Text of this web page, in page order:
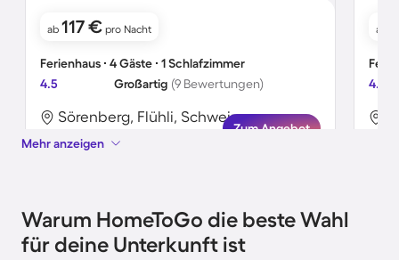
ab 117 € pro Nacht
Ferienhaus ∙ 4 Gäste ∙ 1 Schlafzimmer
4.5
Großartig (9 Bewertungen)
Sörenberg, Flühli, Schweiz
Zum Angebot
ab
4.5
Mehr anzeigen
Warum HomeToGo die beste Wahl
für deine Unterkunft ist